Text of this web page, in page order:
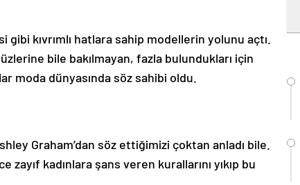
gibi kıvrımlı hatlara sahip modellerin yolunu açtı.
bile bakılmayan, fazla bulundukları için
moda dünyasında söz sahibi oldu.
Graham’dan söz ettiğimizi çoktan anladı bile.
zayıf kadınlara şans veren kurallarını yıkıp bu